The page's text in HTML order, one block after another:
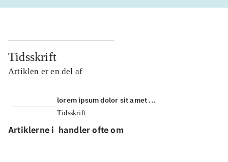
Tidsskrift
Artiklen er en del af
lorem ipsum dolor sit amet ...
Tidsskrift
Artiklerne i handler ofte om